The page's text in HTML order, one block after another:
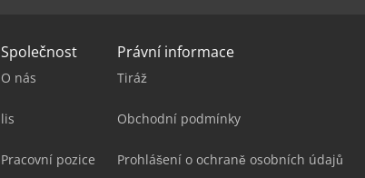
Společnost
O nás
lis
Pracovní pozice
Právní informace
Tiráž
Obchodní podmínky
Prohlášení o ochraně osobních údajů